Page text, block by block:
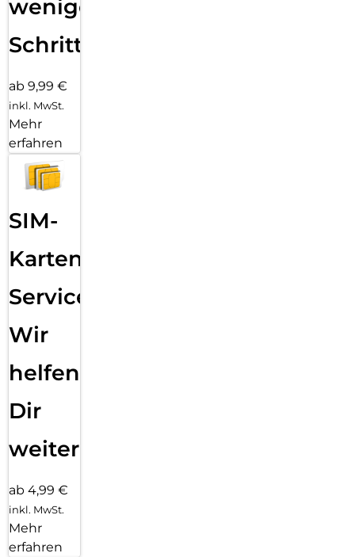
wenigen
Schritten
ab 9,99 €
inkl. MwSt.
Mehr
erfahren
SIM-
Karten
Service:
Wir
helfen
Dir
weiter
ab 4,99 €
inkl. MwSt.
Mehr
erfahren